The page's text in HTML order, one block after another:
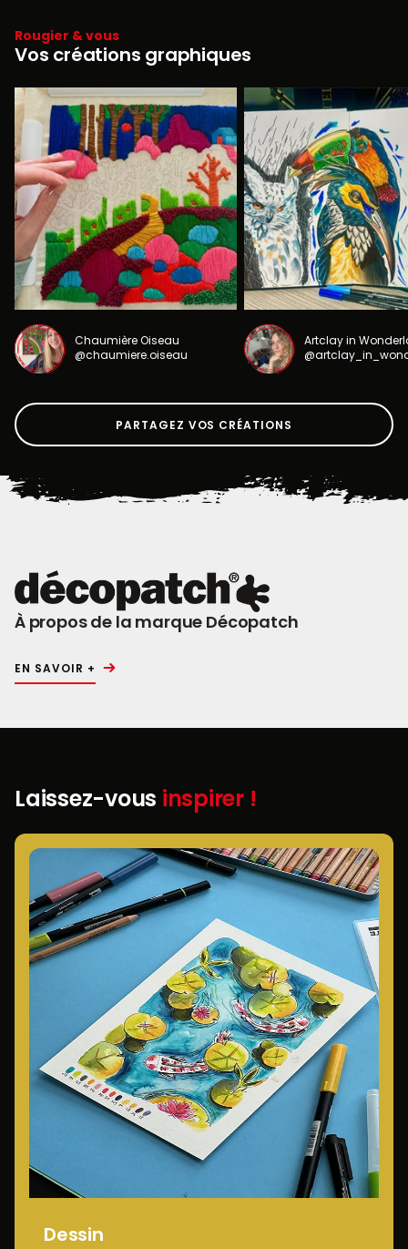
Rougier & vous
Vos créations graphiques
Chaumière Oiseau
@chaumiere.oiseau
Artclay in
PARTAGEZ VOS CRÉATIONS
À propos de la marque Décopatch
EN SAVOIR +
Laissez-vous inspirer !
Dessin